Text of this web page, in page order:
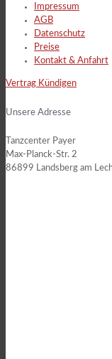
Impressum
AGB
Datenschutz
Preise
Kontakt & Anfahrt
Vertrag Kündigen
Unsere Adresse
Tanzcenter Payer
Max-Planck-Str. 2
86899 Landsberg am